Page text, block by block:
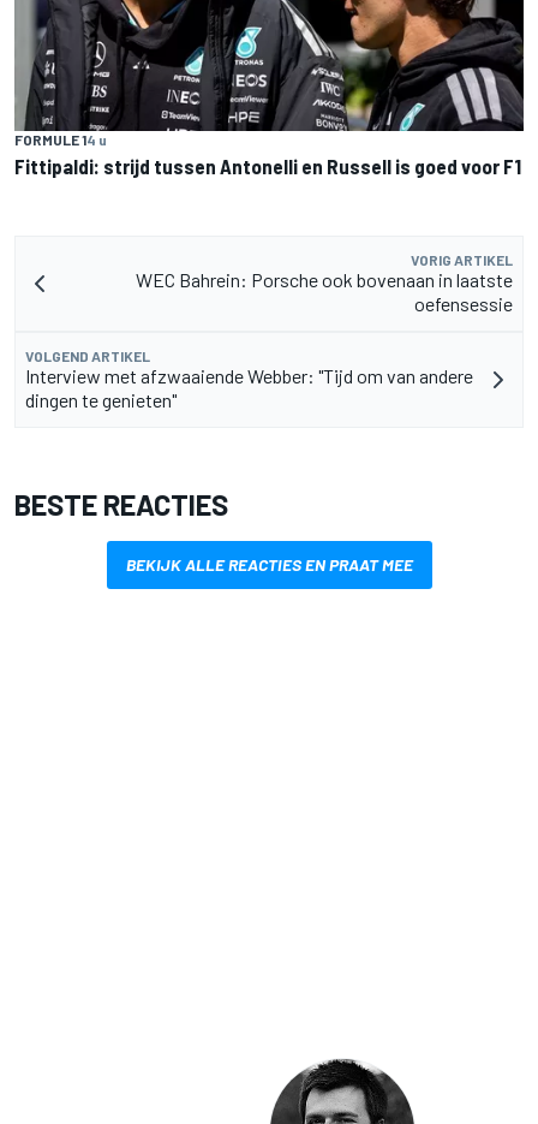
FORMULE 14 u
Fittipaldi: strijd tussen Antonelli en Russell is goed voor F1
VORIG ARTIKEL
WEC Bahrein: Porsche ook bovenaan in laatste
oefensessie
VOLGEND ARTIKEL
Interview met afzwaaiende Webber: "Tijd om van andere
dingen te genieten"
BESTE REACTIES
BEKIJK ALLE REACTIES EN PRAAT MEE